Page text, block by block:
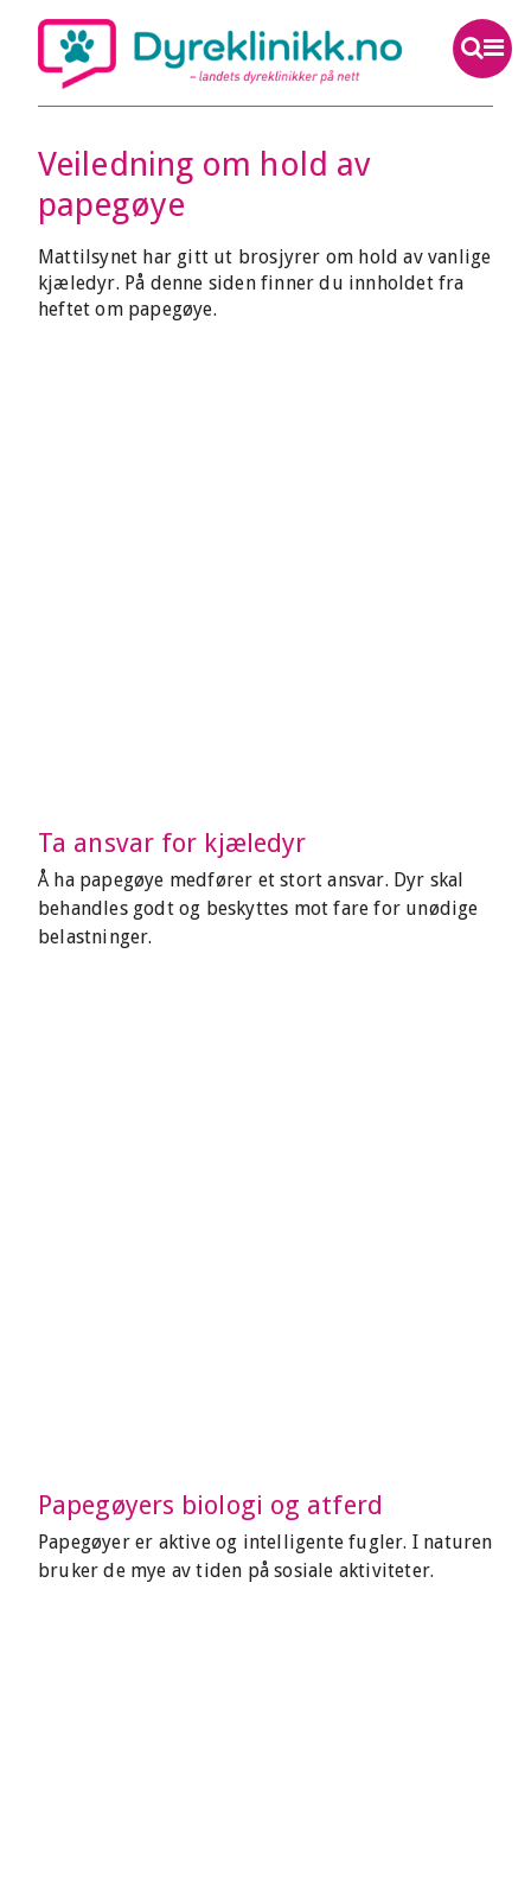
Veiledning om hold av
papegøye
Mattilsynet har gitt ut brosjyrer om hold av vanlige
kjæledyr. På denne siden finner du innholdet fra
heftet om papegøye.
Ta ansvar for kjæledyr
Å ha papegøye medfører et stort ansvar. Dyr skal
behandles godt og beskyttes mot fare for unødige
belastninger.
Papegøyers biologi og atferd
Papegøyer er aktive og intelligente fugler. I naturen
bruker de mye av tiden på sosiale aktiviteter.